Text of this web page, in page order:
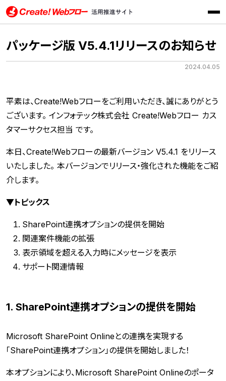
Create!Webフロー活用推進サイト インフォテック株式会社
メ
パッケージ版 V5.4.1リリースのお知らせ
2024.04.05
平素は、Create!Webフローをご利用いただき、誠にありがとう
ございます。 インフォテック株式会社 Create!Webフロー カス
タマーサクセス担当 です。
本日、Create!Webフローの最新バージョン V5.4.1 をリリース
いたしました。 本バージョンでリリース・強化された機能をご紹
介します。
▼トピックス
SharePoint連携オプションの提供を開始
関連案件機能の拡張
表示領域を超える入力時にメッセージを表示
サポート関連情報
1. SharePoint連携オプションの提供を開始
Microsoft SharePoint Onlineとの連携を実現する
「SharePoint連携オプション」の提供を開始しました！
本オプションにより、Microsoft SharePoint Onlineのポータ